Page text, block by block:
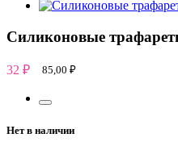
Силиконовые
32 ₽ 85,00 ₽
Нет в наличии